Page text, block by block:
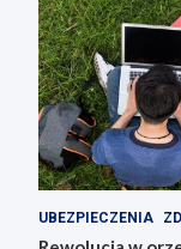
UBEZPIECZENIA